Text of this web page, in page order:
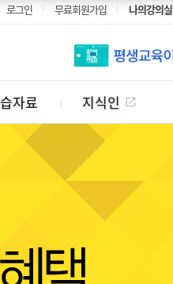
로그인 무료회원가입 나의강의실
자료 지식인